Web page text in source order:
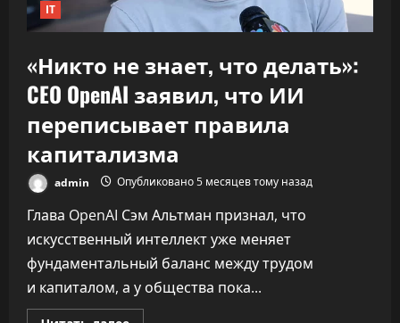
IT
«Никто не знает, что делать»:
CEO OpenAI заявил, что ИИ
переписывает правила
капитализма
admin Опубликовано 5 месяцев тому назад
Глава OpenAI Сэм Альтман признал, что
искусственный интеллект уже меняет
фундаментальный баланс между трудом
и капиталом, а у общества пока...